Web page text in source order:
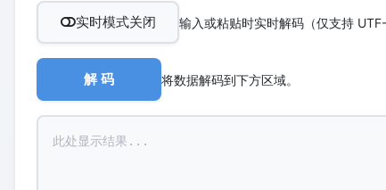
实时模式关闭 输入或粘贴时实时解码（仅支持 UTF-
解 码 将数据解码到下方区域。